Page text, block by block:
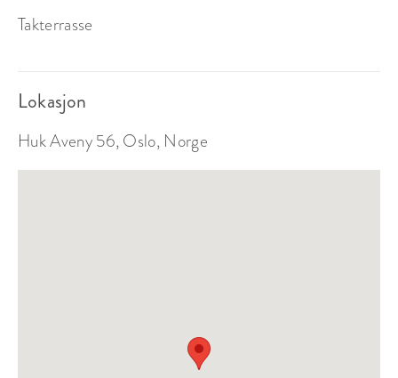
Passer til:
Takterrasse
Lokasjon
Huk Aveny 56, Oslo, Norge